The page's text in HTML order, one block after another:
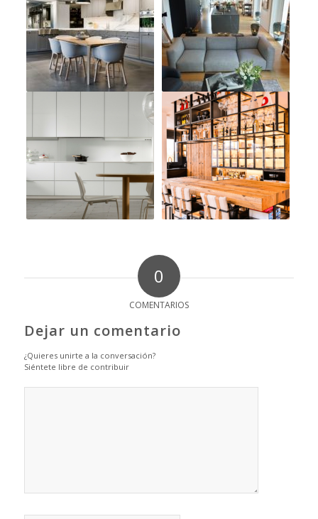
0
COMENTARIOS
Dejar un comentario
¿Quieres unirte a la conversación?
Siéntete libre de contribuir